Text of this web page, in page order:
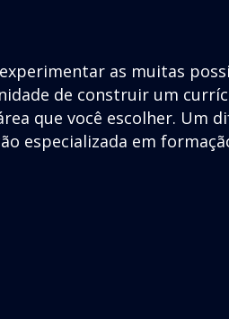
as muitas
de construir um
que você escolher. Um
especializada em